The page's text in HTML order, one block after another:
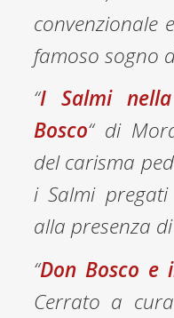
convenzionale
famoso sogno
“I Salmi
Bosco“di
del carisma
i Salmi
alla presenza
“Don Bosco e
Cerrato a